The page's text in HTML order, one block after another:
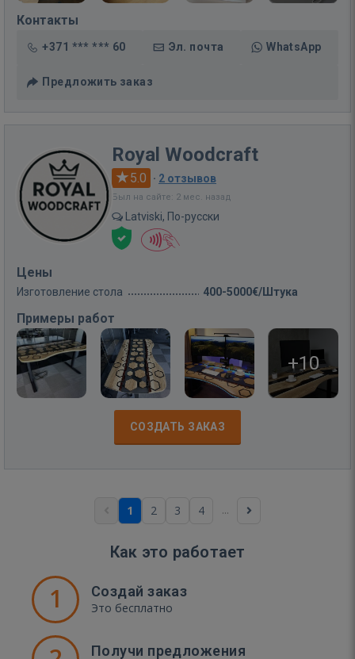
Контакты
+371 *** *** 60 Эл. почта WhatsApp
Предложить заказ
Royal Woodcraft
5.0 · 2 отзывов
Был на сайте: 2 мес. назад
Latviski, По-русски
Цены
Изготовление стола 400-5000€/Штука
Примеры работ
+10
СОЗДАТЬ ЗАКАЗ
1 2 3 4 ...
Как это работает
1 Создай заказ
Это бесплатно
Получи предложения